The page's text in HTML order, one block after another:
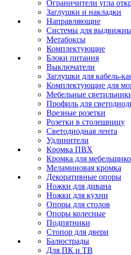
Ограничители угла
Заглушки и накладки
Направляющие
Системы для
Метабоксы
Комплектующие
Блоки питания
Выключатели
Заглушки для кабель-
Комплектующие для
Мебельные
Профиль для
Врезные розетки
Розетки в столешницу
Светодиодная лента
Удлинители
Кромка ПВХ
Кромка для
Меламиновая кромка
Декоративные опоры
Ножки для дивана
Ножки для кухни
Опоры для столов
Опоры колесные
Подпятники
Стопор для двери
Балюстрады
Для ПК и ТВ